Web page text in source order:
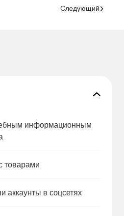
Следующий
информационным
товарами
аккаунты в соцсетях